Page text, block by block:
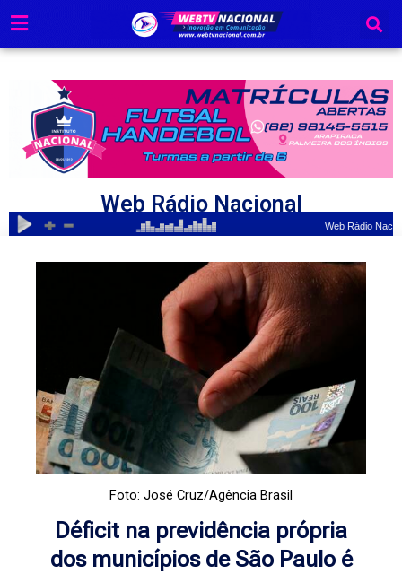
para
o
Web Rádio Nacional
Foto: José Cruz/Agência Brasil
Déficit na previdência própria
dos municípios de São Paulo é